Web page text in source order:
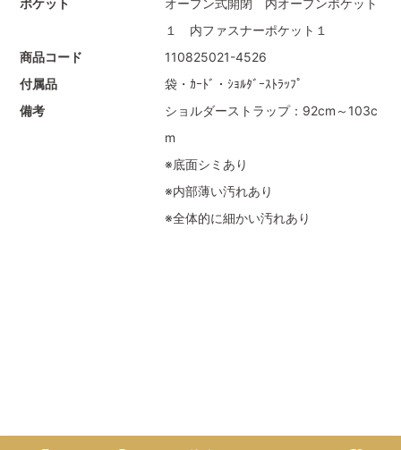
ポケット
オープン式開閉 内オープンポケット
１ 内ファスナーポケット１
商品コード
110825021-4526
付属品
袋・ｶｰﾄﾞ・ｼｮﾙﾀﾞｰｽﾄﾗｯﾌﾟ
備考
ショルダーストラップ：92cm～103c
m
※底面シミあり
※内部薄い汚れあり
※全体的に細かい汚れあり